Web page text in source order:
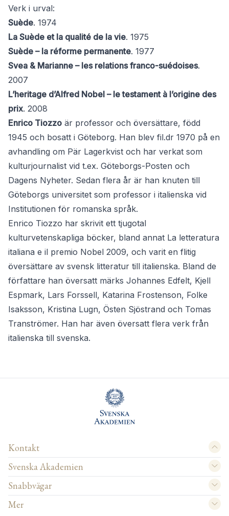
Verk i urval:
Suède. 1974
La Suède et la qualité de la vie. 1975
Suède – la réforme permanente. 1977
Svea & Marianne – les relations franco-suédoises.
2007
L’heritage d’Alfred Nobel – le testament à l’origine des
prix. 2008
Enrico Tiozzo är professor och översättare, född
1945 och bosatt i Göteborg. Han blev fil.dr 1970 på en
avhandling om Pär Lagerkvist och har verkat som
kulturjournalist vid t.ex. Göteborgs-Posten och
Dagens Nyheter. Sedan flera år är han knuten till
Göteborgs universitet som professor i italienska vid
Institutionen för romanska språk.
Enrico Tiozzo har skrivit ett tjugotal
kulturvetenskapliga böcker, bland annat La letteratura
italiana e il premio Nobel 2009, och varit en flitig
översättare av svensk litteratur till italienska. Bland de
författare han översatt märks Johannes Edfelt, Kjell
Espmark, Lars Forssell, Katarina Frostenson, Folke
Isaksson, Kristina Lugn, Östen Sjöstrand och Tomas
Tranströmer. Han har även översatt flera verk från
italienska till svenska.
Kontakt
Svenska Akademien
Snabbvägar
Mer